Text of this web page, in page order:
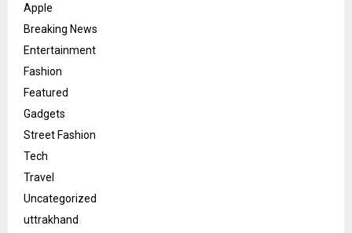
Apple
Breaking News
Entertainment
Fashion
Featured
Gadgets
Street Fashion
Tech
Travel
Uncategorized
uttrakhand